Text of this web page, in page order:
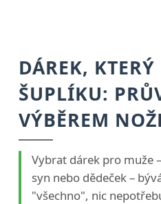
DÁREK,
ŠUPLÍKU:
VÝBĚREM
Vybrat dárek pro muže
syn nebo dědeček –
"všechno", nic